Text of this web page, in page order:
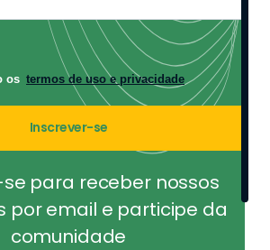
os termos de uso e privacidade
Inscrever-se
para receber nossos
por email e participe da
comunidade